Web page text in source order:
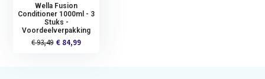
Wella Fusion
Conditioner 1000ml - 3
Stuks -
Voordeelverpakking
€ 93,49 € 84,99